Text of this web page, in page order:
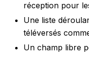
réception pour
Une liste
téléversés
Un champ libre